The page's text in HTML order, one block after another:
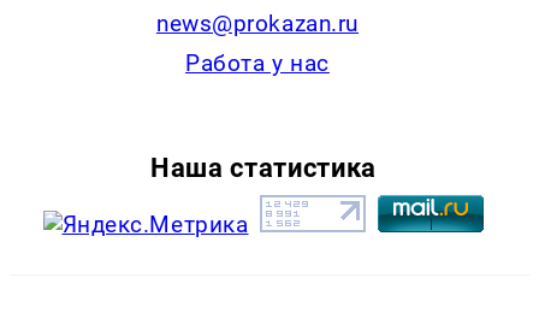
news@prokazan.ru
Работа у нас
Наша статистика